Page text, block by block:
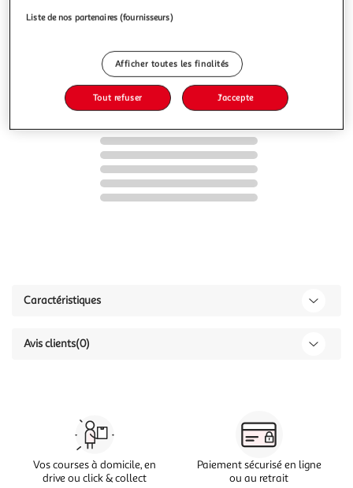
Caractéristiques
Avis clients(0)
Vos courses à domicile, en
drive ou click & collect
Paiement sécurisé en ligne
ou au retrait
Liste de nos partenaires (fournisseurs)
Afficher toutes les finalités
Tout refuser J'accepte